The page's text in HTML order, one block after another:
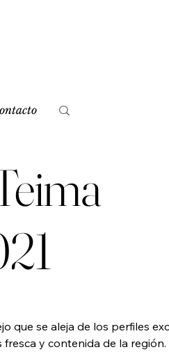
que se aleja de los perfiles
y contenida de la región.